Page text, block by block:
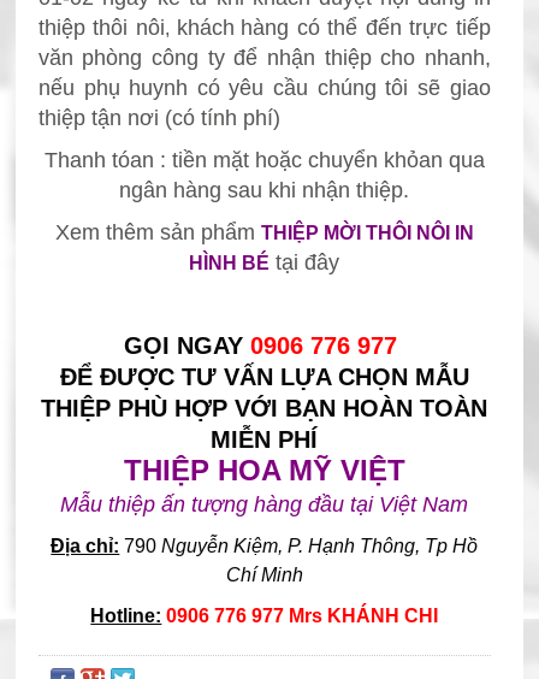
thiệp thôi nôi, khách hàng có thể đến trực tiếp
văn phòng công ty để nhận thiệpcho nhanh,
nếu phụ huynh có yêu cầu chúng tôi sẽ giao
thiệp tận nơi (có tính phí)
Thanh tóan : tiền mặt hoặc chuyển khỏan qua
ngân hàng sau khi nhận thiệp.
Xem thêm sản phẩm THIỆP MỜI THÔI NÔI IN
HÌNH BÉ tại đây
GỌI NGAY0906 776 977
ĐỂ ĐƯỢC TƯ VẤN LỰA CHỌN MẪU
THIỆP PHÙ HỢP VỚI BẠN HOÀN TOÀN
MIỄN PHÍ
THIỆP HOA MỸ VIỆT
Mẫu thiệp ấn tượng hàng đầu tại Việt Nam
Địa chỉ: 790 Nguyễn Kiệm, P. Hạnh Thông, Tp Hồ
Chí Minh
Hotline: 0906 776 977 Mrs KHÁNH CHI